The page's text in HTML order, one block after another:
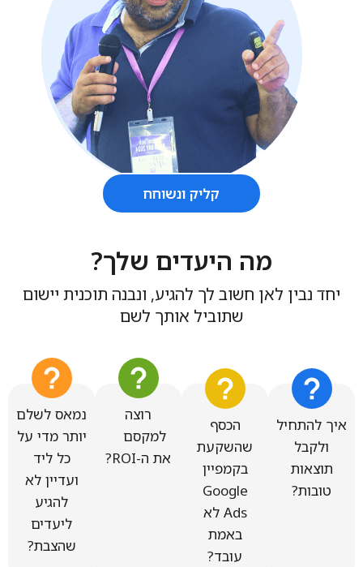
קליק ונשוחח
מה היעדים שלך?
יחד נבין לאן חשוב לך להגיע, ונבנה תוכנית יישום
שתוביל אותך לשם
איך להתחיל
ולקבל
תוצאות
טובות?
הכסף
שהשקעת
בקמפיין
Google
Ads לא
באמת
עובד?
רוצה
למקסם
את ה-ROI?
נמאס לשלם
יותר מדי על
כל ליד
ועדיין לא
להגיע
ליעדים
שהצבת?